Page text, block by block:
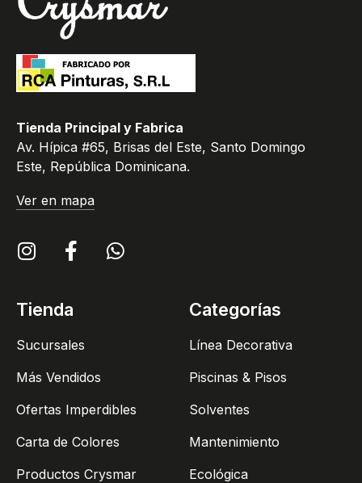
Tienda Principal y Fabrica
Av. Hípica #65, Brisas del Este, Santo Domingo
Este, República Dominicana.
Ver en mapa
Tienda
Sucursales
Más Vendidos
Ofertas Imperdibles
Carta de Colores
Productos Crysmar
Categorías
Línea Decorativa
Piscinas & Pisos
Solventes
Mantenimiento
Ecológica